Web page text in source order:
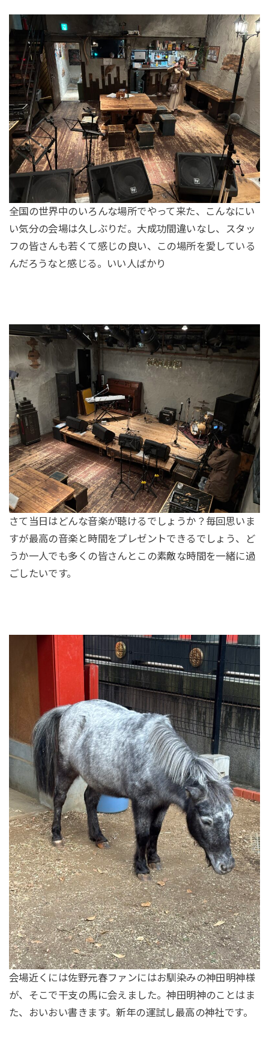
全国の世界中のいろんな場所でやって来た、こんなにい
い気分の会場は久しぶりだ。大成功間違いなし、スタッ
フの皆さんも若くて感じの良い、この場所を愛している
んだろうなと感じる。いい人ばかり
さて当日はどんな音楽が聴けるでしょうか？毎回思いま
すが最高の音楽と時間をプレゼントできるでしょう、ど
うか一人でも多くの皆さんとこの素敵な時間を一緒に過
ごしたいです。
会場近くには佐野元春ファンにはお馴染みの神田明神様
が、そこで干支の馬に会えました。神田明神のことはま
た、おいおい書きます。新年の運試し最高の神社です。